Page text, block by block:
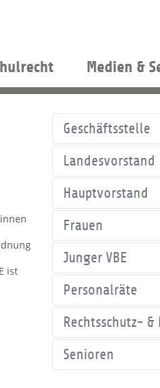
Medien &
ist
Geschäftsstelle
Landesvorstand
Hauptvorstand
Frauen
Junger VBE
Personalräte
Rechtsschutz-
Senioren